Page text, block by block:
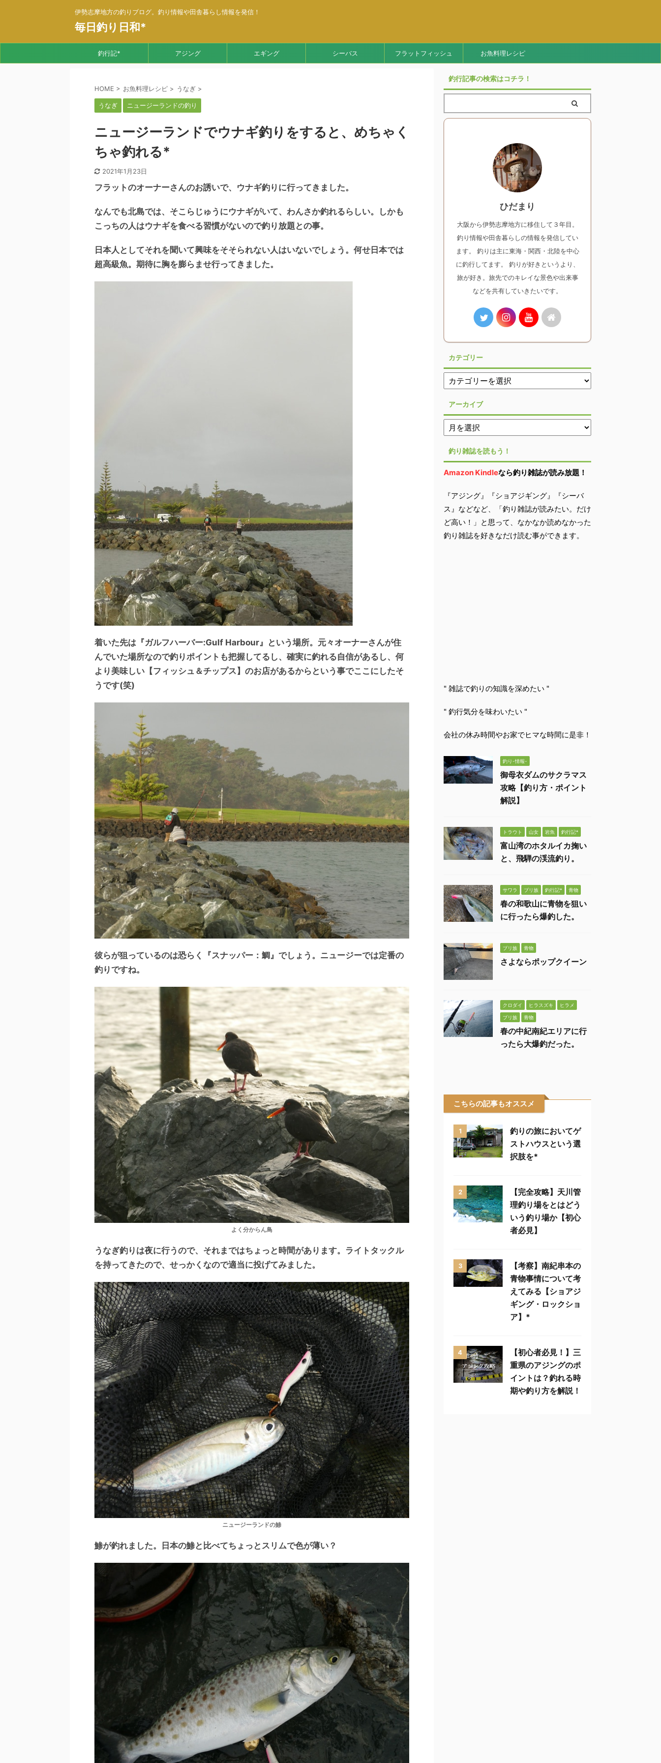
伊勢志摩地方の釣りブログ。釣り情報や田舎暮らし情報を発信！
毎日釣り日和*
釣行記* アジング エギング シーバス フラットフィッシュ お魚料理レシピ
HOME > お魚料理レシピ > うなぎ >
うなぎ ニュージーランドの釣り
ニュージーランドでウナギ釣りをすると、めちゃく
ちゃ釣れる*
2021年1月23日
フラットのオーナーさんのお誘いで、ウナギ釣りに行ってきました。
なんでも北島では、そこらじゅうにウナギがいて、わんさか釣れるらしい。しかも
こっちの人はウナギを食べる習慣がないので釣り放題との事。
日本人としてそれを聞いて興味をそそられない人はいないでしょう。何せ日本では
超高級魚。期待に胸を膨らませ行ってきました。
着いた先は『ガルフハーバー:Gulf Harbour』という場所。元々オーナーさんが住
んでいた場所なので釣りポイントも把握してるし、確実に釣れる自信があるし、何
より美味しい【フィッシュ＆チップス】のお店があるからという事でここにしたそ
うです(笑)
彼らが狙っているのは恐らく『スナッパー：鯛』でしょう。ニュージーでは定番の
釣りですね。
よく分からん鳥
うなぎ釣りは夜に行うので、それまではちょっと時間があります。ライトタックル
を持ってきたので、せっかくなので適当に投げてみました。
ニュージーランドの鯵
鯵が釣れました。日本の鯵と比べてちょっとスリムで色が薄い？
釣行記事の検索はコチラ！
ひだまり
大阪から伊勢志摩地方に移住して３年目。
釣り情報や田舎暮らしの情報を発信してい
ます。 釣りは主に東海・関西・北陸を中心
に釣行してます。 釣りが好きというより、
旅が好き。旅先でのキレイな景色や出来事
などを共有していきたいです。
カテゴリー
アーカイブ
釣り雑誌を読もう！
Amazon Kindleなら釣り雑誌が読み放題！
『アジング』『ショアジギング』『シーバ
ス』などなど、「釣り雑誌が読みたい。だけ
ど高い！」と思って、なかなか読めなかった
釣り雑誌を好きなだけ読む事ができます。
" 雑誌で釣りの知識を深めたい "
" 釣行気分を味わいたい "
会社の休み時間やお家でヒマな時間に是非！
釣り-情報-
御母衣ダムのサクラマス
攻略【釣り方・ポイント
解説】
トラウト 山女 岩魚 釣行記*
富山湾のホタルイカ掬い
と、飛騨の渓流釣り。
サワラ ブリ族 釣行記* 青物
春の和歌山に青物を狙い
に行ったら爆釣した。
ブリ族 青物
さよならポップクイーン
クロダイ ヒラスズキ ヒラメ
ブリ族 青物
春の中紀南紀エリアに行
ったら大爆釣だった。
こちらの記事もオススメ
1
釣りの旅においてゲ
ストハウスという選
択肢を*
2
【完全攻略】天川管
理釣り場をとはどう
いう釣り場か【初心
者必見】
3
【考察】南紀串本の
青物事情について考
えてみる【ショアジ
ギング・ロックショ
ア】*
4
【初心者必見！】三
重県のアジングのポ
イントは？釣れる時
期や釣り方を解説！